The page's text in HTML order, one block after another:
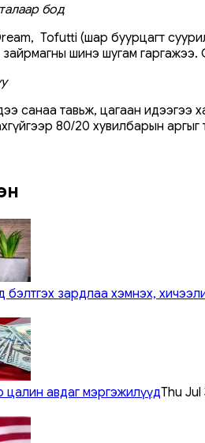
бод
Tofutti (шар буурцагт
зайрмагны шинэ шугам
санаа тавьж, цагаан идээгээ
80/20 хувилбарын
бэлтгэх зардлаа хэмнэх,
авдаг мэргэжилүүдThu Jul